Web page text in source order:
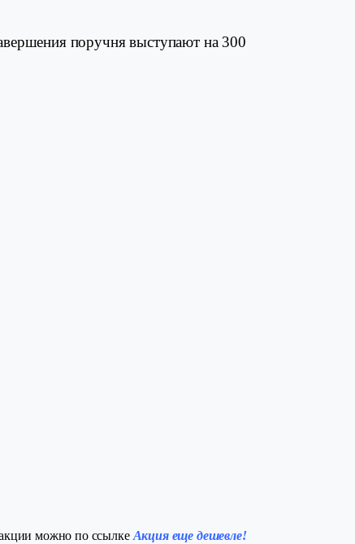
поручня выступают на 300
можно по ссылке Акция еще дешевле!